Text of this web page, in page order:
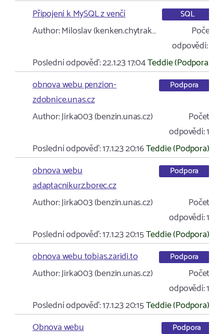
Připojení k MySQL z venčí
SQL
Author:Miloslav (kenken.chytrak…
Počet
odpovědí:1
Poslední odpověď:22.1.23 17:04Teddie (Podpora)
obnova webu penzion-
zdobnice.unas.cz
Podpora
Author:Jirka003 (benzin.unas.cz)
Počet
odpovědí:1
Poslední odpověď:17.1.23 20:16Teddie (Podpora)
obnova webu
adaptacnikurz.borec.cz
Podpora
Author:Jirka003 (benzin.unas.cz)
Počet
odpovědí:1
Poslední odpověď:17.1.23 20:15Teddie (Podpora)
obnova webu tobias.zaridi.to
Podpora
Author:Jirka003 (benzin.unas.cz)
Počet
odpovědí:1
Poslední odpověď:17.1.23 20:15Teddie (Podpora)
Obnova webu
Podpora